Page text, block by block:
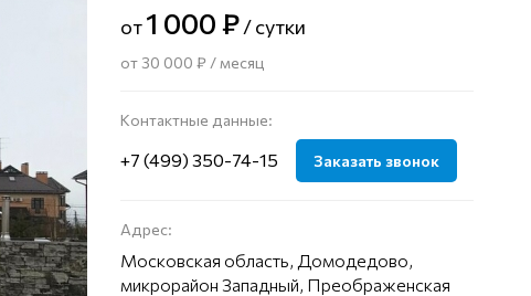
от1 000 ₽/ сутки
от 30 000 ₽ / месяц
Контактные данные:
+7 (499) 350-74-15 Заказать звонок
Адрес:
Московская область, Домодедово,
микрорайон Западный, Преображенская